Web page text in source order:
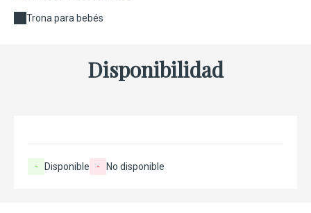
Trona para bebés
Disponibilidad
- Disponible - No disponible